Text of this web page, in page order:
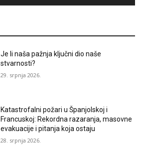
Je li naša pažnja ključni dio naše
stvarnosti?
29. srpnja 2026.
Katastrofalni požari u Španjolskoj i
Francuskoj: Rekordna razaranja, masovne
evakuacije i pitanja koja ostaju
28. srpnja 2026.